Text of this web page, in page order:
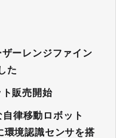
ーレンジファイン
た
販売開始
律移動ロボット
環境認識センサを搭